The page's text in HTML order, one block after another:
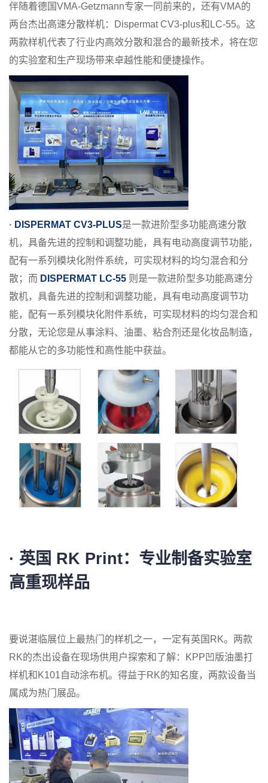
伴随着德国VMA-Getzmann专家一同前来的，还有VMA的
两台杰出高速分散样机：Dispermat CV3-plus和LC-55。这
两款样机代表了行业内高效分散和混合的最新技术，将在您
的实验室和生产现场带来卓越性能和便捷操作。
· DISPERMAT CV3-PLUS是一款进阶型多功能高速分散
机，具备先进的控制和调整功能，具有电动高度调节功能，
配有一系列模块化附件系统，可实现材料的均匀混合和分
散；而 DISPERMAT LC-55 则是一款进阶型多功能高速分
散机，具备先进的控制和调整功能，具有电动高度调节功
能，配有一系列模块化附件系统，可实现材料的均匀混合和
分散，无论您是从事涂料、油墨、粘合剂还是化妆品制造，
都能从它的多功能性和高性能中获益。
· 英国 RK Print：专业制备实验室
高重现样品
要说湛临展位上最热门的样机之一，一定有英国RK。两款
RK的杰出设备在现场供用户探索和了解：KPP凹版油墨打
样机和K101自动涂布机。得益于RK的知名度，两款设备当
属成为热门展品。